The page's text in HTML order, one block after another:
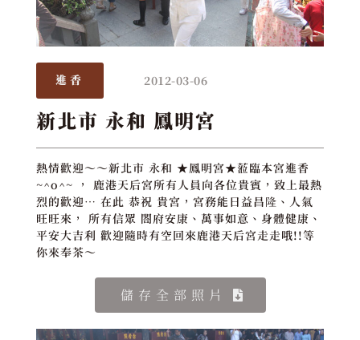
進香 2012-03-06
新北市 永和 鳳明宮
熱情歡迎～～新北市 永和 ★鳳明宮★蒞臨本宮進香
~^o^~ ， 鹿港天后宮所有人員向各位貴賓，致上最熱
烈的歡迎… 在此 恭祝 貴宮，宮務能日益昌隆、人氣
旺旺來， 所有信眾 閤府安康、萬事如意、身體健康、
平安大吉利 歡迎隨時有空回來鹿港天后宮走走哦!!等
你來奉茶～
儲存全部照片